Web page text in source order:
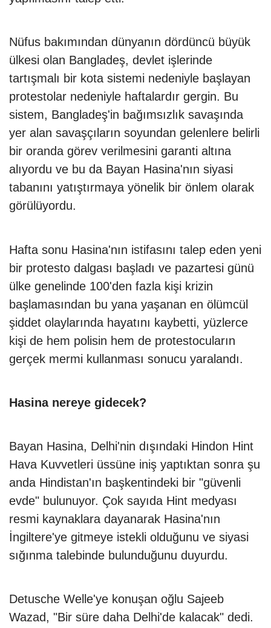
Nüfus bakımından dünyanın dördüncü büyük
ülkesi olan Bangladeş, devlet işlerinde
tartışmalı bir kota sistemi nedeniyle başlayan
protestolar nedeniyle haftalardır gergin. Bu
sistem, Bangladeş'in bağımsızlık savaşında
yer alan savaşçıların soyundan gelenlere belirli
bir oranda görev verilmesini garanti altına
alıyordu ve bu da Bayan Hasina'nın siyasi
tabanını yatıştırmaya yönelik bir önlem olarak
görülüyordu.
Hafta sonu Hasina'nın istifasını talep eden yeni
bir protesto dalgası başladı ve pazartesi günü
ülke genelinde 100'den fazla kişi krizin
başlamasından bu yana yaşanan en ölümcül
şiddet olaylarında hayatını kaybetti, yüzlerce
kişi de hem polisin hem de protestocuların
gerçek mermi kullanması sonucu yaralandı.
Hasina nereye gidecek?
Bayan Hasina, Delhi'nin dışındaki Hindon Hint
Hava Kuvvetleri üssüne iniş yaptıktan sonra şu
anda Hindistan'ın başkentindeki bir "güvenli
evde" bulunuyor. Çok sayıda Hint medyası
resmi kaynaklara dayanarak Hasina'nın
İngiltere'ye gitmeye istekli olduğunu ve siyasi
sığınma talebinde bulunduğunu duyurdu.
Detusche Welle'ye konuşan oğlu Sajeeb
Wazad, "Bir süre daha Delhi'de kalacak" dedi.